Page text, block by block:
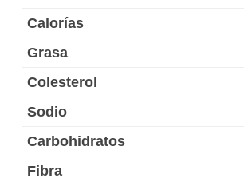
Calorías
Grasa
Colesterol
Sodio
Carbohidratos
Fibra